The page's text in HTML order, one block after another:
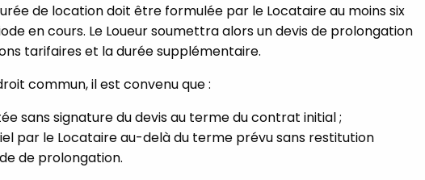
de location doit être formulée par le Locataire au moins six
en cours. Le Loueur soumettra alors un devis de prolongation
tarifaires et la durée supplémentaire.
commun, il est convenu que :
sans signature du devis au terme du contrat initial ;
par le Locataire au-delà du terme prévu sans restitution
de prolongation.